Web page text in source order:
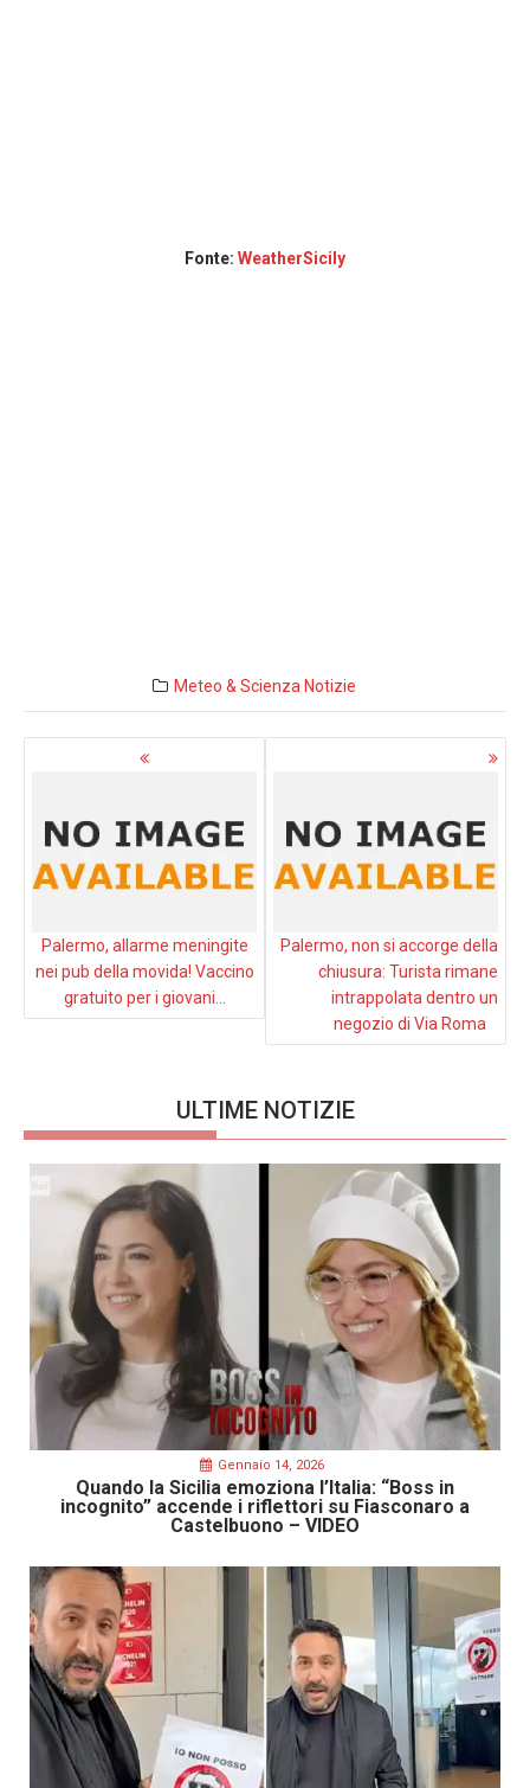
Fonte: WeatherSicily
Meteo & Scienza Notizie
Navigazione
Palermo, allarme meningite
nei pub della movida! Vaccino
gratuito per i giovani…
Palermo, non si accorge della
chiusura: Turista rimane
intrappolata dentro un
negozio di Via Roma
ULTIME NOTIZIE
Gennaio 14, 2026
Quando la Sicilia emoziona l’Italia: “Boss in
incognito” accende i riflettori su Fiasconaro a
Castelbuono – VIDEO